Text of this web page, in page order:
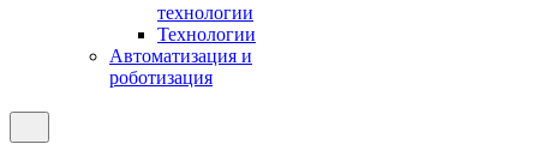
технологии
Технологии
Автоматизация и
роботизация